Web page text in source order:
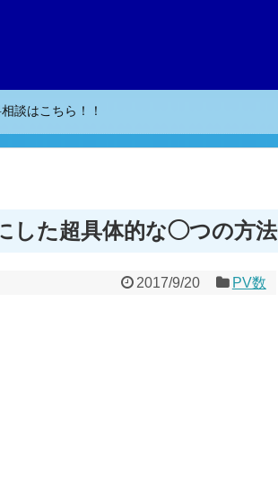
談はこちら！！
した超具体的な◯つの方法
2017/9/20 PV数